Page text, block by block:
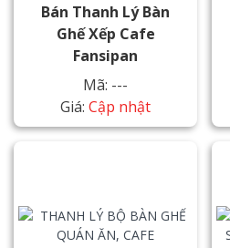
Bán Thanh Lý Bàn
Ghế Xếp Cafe
Fansipan
Mã: ---
Giá: Cập nhật